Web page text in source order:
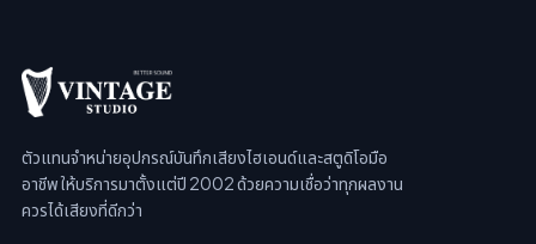
ตัวแทนจำหน่ายอุปกรณ์บันทึกเสียงไฮเอนด์และสตูดิโอมือ
อาชีพ ให้บริการมาตั้งแต่ปี 2002 ด้วยความเชื่อว่าทุกผลงาน
ควรได้เสียงที่ดีกว่า